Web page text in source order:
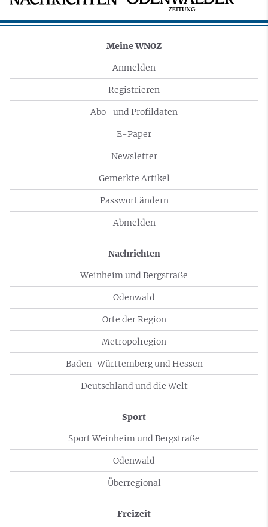
Meine WNOZ
Anmelden
Registrieren
Abo- und Profildaten
E-Paper
Newsletter
Gemerkte Artikel
Passwort ändern
Abmelden
Nachrichten
Weinheim und Bergstraße
Odenwald
Orte der Region
Metropolregion
Baden-Württemberg und Hessen
Deutschland und die Welt
Sport
Sport Weinheim und Bergstraße
Odenwald
Überregional
Freizeit